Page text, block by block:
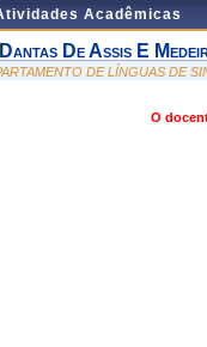
Acadêmicas
De Assis E
DE LÍNGUAS DE
O